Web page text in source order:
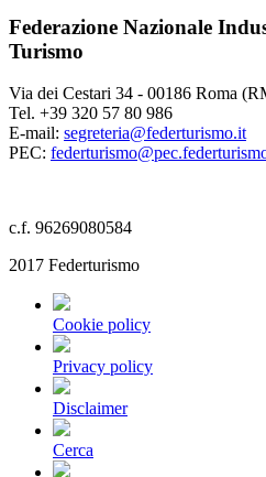
Federazione Nazionale
Turismo
Via dei Cestari 34 - 00186 Roma
Tel. +39 320 57 80 986
E-mail: segreteria@federturismo.it
PEC:
c.f. 96269080584
2017 Federturismo
Cookie policy
Privacy policy
Disclaimer
Cerca